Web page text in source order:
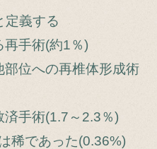
定義する
再手術(約1％)
位への再椎体形成術
済手術(1.7～2.3％)
稀であった(0.36%)